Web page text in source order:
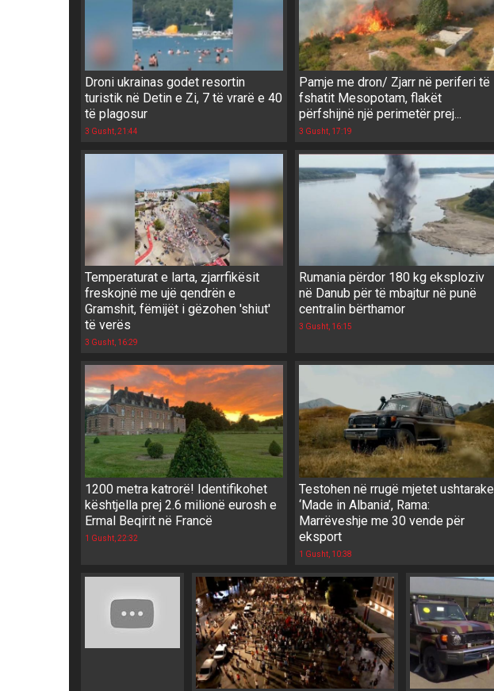
Droni ukrainas godet resortin
turistik në Detin e Zi, 7 të vrarë e 40
të plagosur
3 Gusht, 21:44
Pamje me dron/ Zjarr në periferi të
fshatit Mesopotam, flakët
përfshijnë një perimetër prej...
3 Gusht, 17:19
Temperaturat e larta, zjarrfikësit
freskojnë me ujë qendrën e
Gramshit, fëmijët i gëzohen 'shiut'
të verës
3 Gusht, 16:29
Rumania përdor 180 kg eksploziv
në Danub për të mbajtur në punë
centralin bërthamor
3 Gusht, 16:15
1200 metra katrorë! Identifikohet
kështjella prej 2.6 milionë eurosh e
Ermal Beqirit në Francë
1 Gusht, 22:32
Testohen në rrugë mjetet ushtarake
‘Made in Albania’, Rama:
Marrëveshje me 30 vende për
eksport
1 Gusht, 10:38